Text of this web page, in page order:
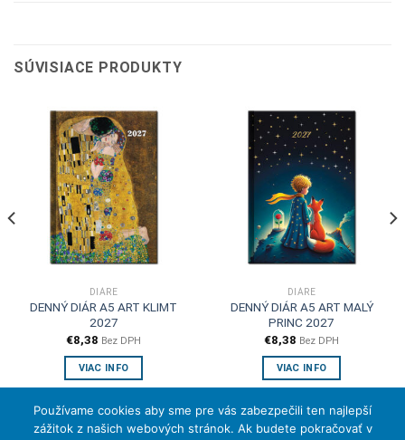
SÚVISIACE PRODUKTY
DIÁRE
DENNÝ DIÁR A5 ART KLIMT
2027
€8,38 Bez DPH
VIAC INFO
DIÁRE
DENNÝ DIÁR A5 ART MALÝ
PRINC 2027
€8,38 Bez DPH
VIAC INFO
Používame cookies aby sme pre vás zabezpečili ten najlepší
zážitok z našich webových stránok. Ak budete pokračovať v